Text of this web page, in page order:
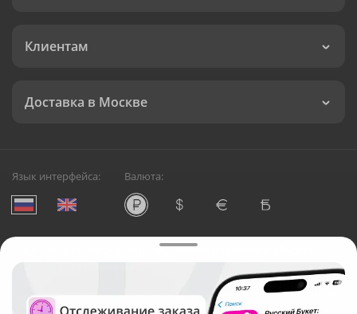
Клиентам
Доставка в Москве
Язык интерфейса: Валюта:
Служба круглосуточной доставки цветов в Москве
Русский Букет, 2026
Общество с ограниченной ответственностью «Технология»
ОГРН: 1195476081745, ИНН: 5410081997